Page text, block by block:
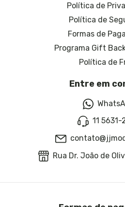
Política de
Política de
Formas de
Programa Gift
Política de
Entre em
11 5631-
Rua Dr. João de